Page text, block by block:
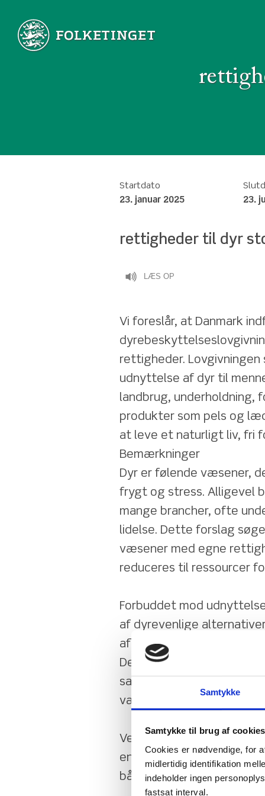
Samtykke
Samtykke til brug af
Cookies er nødvendige, for
midlertidig identifikation
indeholder ingen
fastsat interval.
Startdato
23. januar 2025
23.
rettigheder til dyr
LÆS OP
Vi foreslår, at Danmark
rettigheder.
udnyttelse af dyr til
landbrug, underholdning,
produkter som pels og
at leve et naturligt liv, fri
Bemærkninger
Dyr er følende væsener,
frygt og stress. Alligevel
mange brancher, ofte
lidelse. Dette forslag
væsener med egne
reduceres til ressourcer
Forbuddet mod
af dyrevenlige
afhængighed af
Det vil samtidig sende et
samfund prioriterer etik
væsener.
Ved at indføre denne
en ledende rolle
både dyrs og miljøets